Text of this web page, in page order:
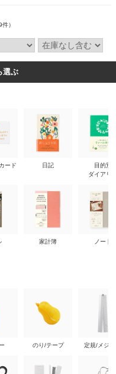
件）
選ぶ
ード 日記
家計簿
目的別
ダイアリ
ノート
のり/テープ 定規/メジ